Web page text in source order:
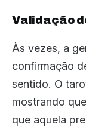
Validação
Às vezes, a
confirmação
sentido. O
mostrando
que aquela